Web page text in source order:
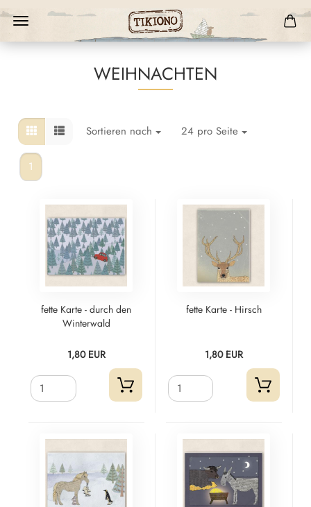
WEIHNACHTEN
Sortieren nach 24 pro Seite
1
fette Karte - durch den
Winterwald
1,80 EUR
fette Karte - Hirsch
1,80 EUR